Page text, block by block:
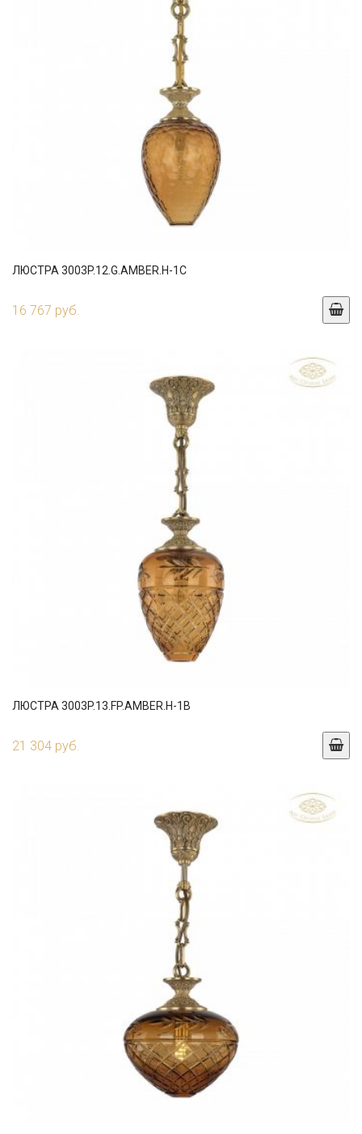
ЛЮСТРА 3003P.12.G.AMBER.H-1C
16 767 руб.
ЛЮСТРА 3003P.13.FP.AMBER.H-1B
21 304 руб.